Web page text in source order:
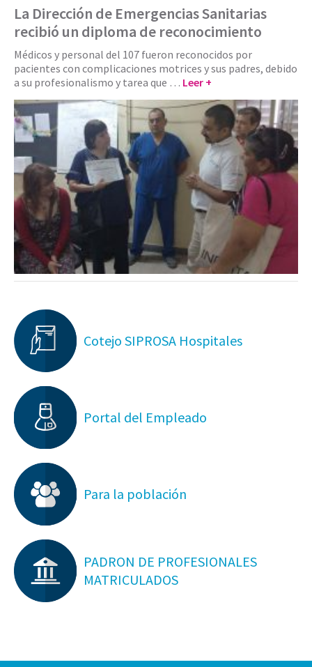
La Dirección de Emergencias Sanitarias
recibió un diploma de reconocimiento
Médicos y personal del 107 fueron reconocidos por
pacientes con complicaciones motrices y sus padres, debido
a su profesionalismo y tarea que … Leer +
Cotejo SIPROSA Hospitales
Portal del Empleado
Para la población
PADRON DE PROFESIONALES
MATRICULADOS